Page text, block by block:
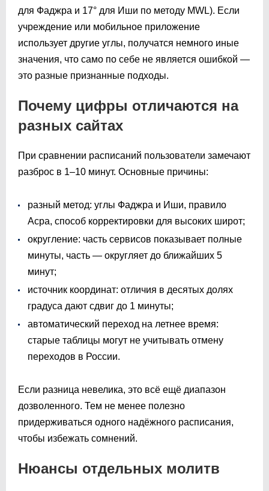
для Фаджра и 17° для Иши по методу MWL). Если
учреждение или мобильное приложение
использует другие углы, получатся немного иные
значения, что само по себе не является ошибкой —
это разные признанные подходы.
Почему цифры отличаются на
разных сайтах
При сравнении расписаний пользователи замечают
разброс в 1–10 минут. Основные причины:
разный метод: углы Фаджра и Иши, правило
Асра, способ корректировки для высоких широт;
округление: часть сервисов показывает полные
минуты, часть — округляет до ближайших 5
минут;
источник координат: отличия в десятых долях
градуса дают сдвиг до 1 минуты;
автоматический переход на летнее время:
старые таблицы могут не учитывать отмену
переходов в России.
Если разница невелика, это всё ещё диапазон
дозволенного. Тем не менее полезно
придерживаться одного надёжного расписания,
чтобы избежать сомнений.
Нюансы отдельных молитв